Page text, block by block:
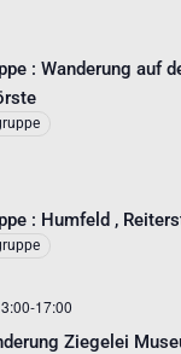
: Wanderung auf
: Humfeld ,
Ziegelei
-17:00